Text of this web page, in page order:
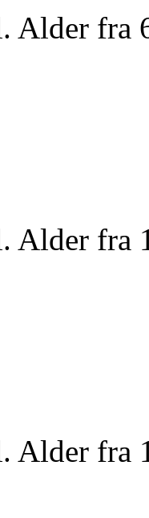
Alder fra
Alder fra
Alder fra